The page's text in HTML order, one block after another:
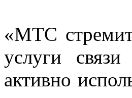
«МТС
услуги
активно